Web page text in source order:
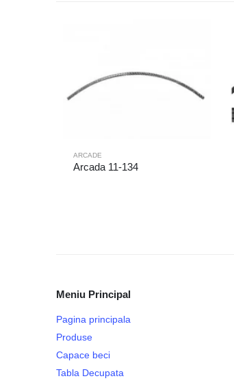
ARCADE
Arcada 11-134
Meniu Principal
Pagina principala
Produse
Capace beci
Tabla Decupata